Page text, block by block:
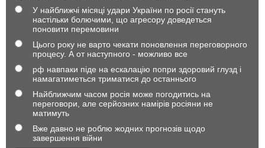
У найближчі місяці удари України по росії стануть
настільки болючими, що агресору доведеться
поновити перемовини
Цього року не варто чекати поновлення переговорного
процесу. А от наступного - можливо все
рф навпаки піде на ескалацію попри здоровий глузд і
намагатиметься триматися до останнього
Найближчим часом росія може погодитись на
переговори, але серйозних намірів росіяни не
матимуть
Вже давно не роблю жодних прогнозів щодо
завершення війни